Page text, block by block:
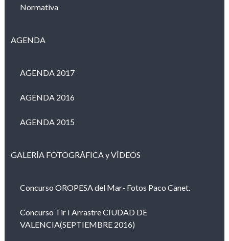
Normativa
AGENDA
AGENDA 2017
AGENDA 2016
AGENDA 2015
GALERÍA FOTOGRÁFICA y VÍDEOS
Concurso OROPESA del Mar- Fotos Paco Canet.
Concurso Tir I Arrastre CIUDAD DE
VALENCIA(SEPTIEMBRE 2016)